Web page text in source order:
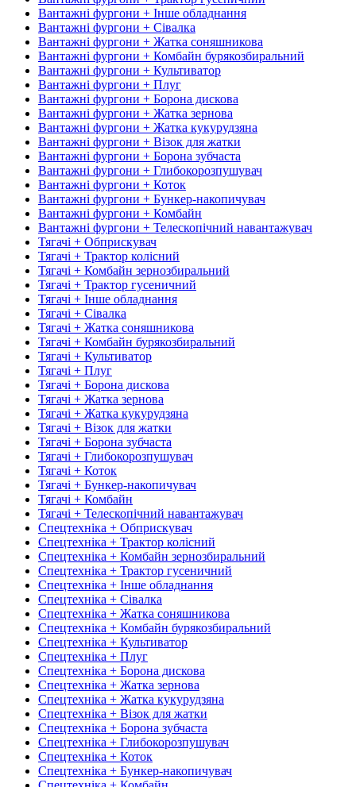
Вантажні фургони + Інше обладнання
Вантажні фургони + Сівалка
Вантажні фургони + Жатка соняшникова
Вантажні фургони + Комбайн бурякозбиральний
Вантажні фургони + Культиватор
Вантажні фургони + Плуг
Вантажні фургони + Борона дискова
Вантажні фургони + Жатка зернова
Вантажні фургони + Жатка кукурудзяна
Вантажні фургони + Візок для жатки
Вантажні фургони + Борона зубчаста
Вантажні фургони + Глибокорозпушувач
Вантажні фургони + Коток
Вантажні фургони + Бункер-накопичувач
Вантажні фургони + Комбайн
Вантажні фургони + Телескопічний навантажувач
Тягачі + Обприскувач
Тягачі + Трактор колісний
Тягачі + Комбайн зернозбиральний
Тягачі + Трактор гусеничний
Тягачі + Інше обладнання
Тягачі + Сівалка
Тягачі + Жатка соняшникова
Тягачі + Комбайн бурякозбиральний
Тягачі + Культиватор
Тягачі + Плуг
Тягачі + Борона дискова
Тягачі + Жатка зернова
Тягачі + Жатка кукурудзяна
Тягачі + Візок для жатки
Тягачі + Борона зубчаста
Тягачі + Глибокорозпушувач
Тягачі + Коток
Тягачі + Бункер-накопичувач
Тягачі + Комбайн
Тягачі + Телескопічний навантажувач
Спецтехніка + Обприскувач
Спецтехніка + Трактор колісний
Спецтехніка + Комбайн зернозбиральний
Спецтехніка + Трактор гусеничний
Спецтехніка + Інше обладнання
Спецтехніка + Сівалка
Спецтехніка + Жатка соняшникова
Спецтехніка + Комбайн бурякозбиральний
Спецтехніка + Культиватор
Спецтехніка + Плуг
Спецтехніка + Борона дискова
Спецтехніка + Жатка зернова
Спецтехніка + Жатка кукурудзяна
Спецтехніка + Візок для жатки
Спецтехніка + Борона зубчаста
Спецтехніка + Глибокорозпушувач
Спецтехніка + Коток
Спецтехніка + Бункер-накопичувач